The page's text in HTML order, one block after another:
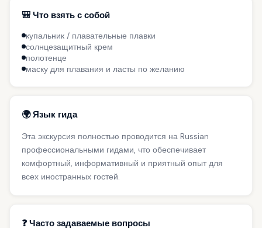
🎒 Что взять с собой
купальник / плавательные плавки
солнцезащитный крем
полотенце
маску для плавания и ласты по желанию
🌍 Язык гида
Эта экскурсия полностью проводится на Russian
профессиональными гидами, что обеспечивает
комфортный, информативный и приятный опыт для
всех иностранных гостей.
❓ Часто задаваемые вопросы